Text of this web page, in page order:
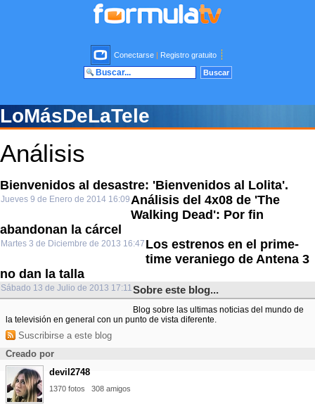
Conectarse | Registro gratuito
LoMásDeLaTele
Análisis
Bienvenidos al desastre: 'Bienvenidos al Lolita'.
Jueves 9 de Enero de 2014 16:09Análisis del 4x08 de 'The
Walking Dead': Por fin
abandonan la cárcel
Martes 3 de Diciembre de 2013 16:47 Los estrenos en el prime-
time veraniego de Antena 3
no dan la talla
Sábado 13 de Julio de 2013 17:11Sobre este blog...
Blog sobre las ultimas noticias del mundo de
la televisión en general con un punto de vista diferente.
Suscribirse a este blog
Creado por
devil2748
1370 fotos 308 amigos